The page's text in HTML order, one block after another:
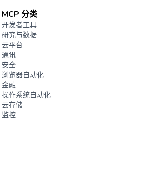
MCP 分类
开发者工具
研究与数据
云平台
通讯
安全
浏览器自动化
金融
操作系统自动化
云存储
监控